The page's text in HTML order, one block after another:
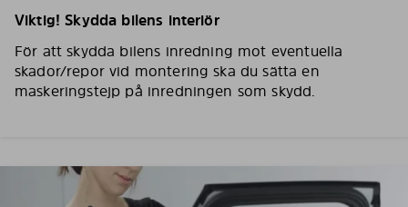
Viktig! Skydda bilens interiör
För att skydda bilens inredning mot eventuella
skador/repor vid montering ska du sätta en
maskeringstejp på inredningen som skydd.